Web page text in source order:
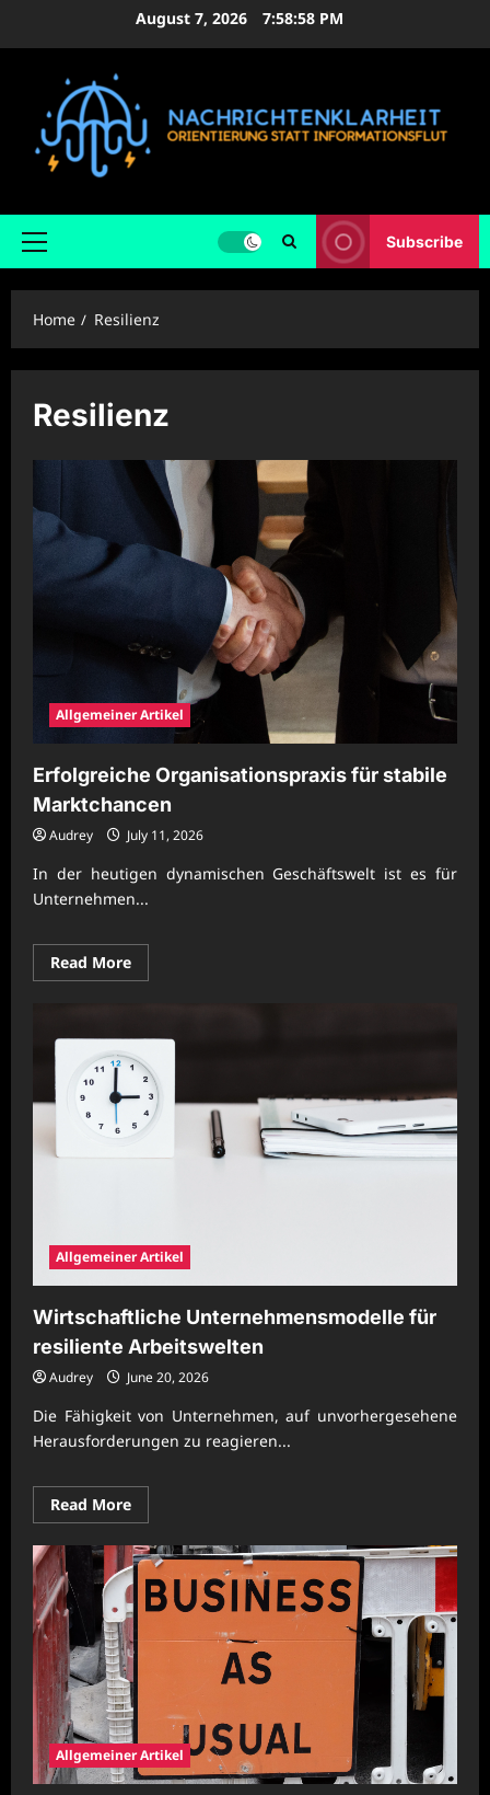
August 7, 2026 7:59:00 PM
Primary
Subscribe
Home Resilienz
Resilienz
Allgemeiner Artikel
Erfolgreiche Organisationspraxis für stabile
Marktchancen
Audrey July 11, 2026
In der heutigen dynamischen Geschäftswelt ist es für
Unternehmen...
Read MoreRead
more
für
stabile
Marktchancen
Allgemeiner Artikel
Wirtschaftliche Unternehmensmodelle für
resiliente Arbeitswelten
Audrey June 20, 2026
Die Fähigkeit von Unternehmen, auf unvorhergesehene
Herausforderungen zu reagieren...
Read MoreRead
more
Wirtschaftliche
Unternehmensmodelle
für
resiliente
Arbeitswelten
Allgemeiner Artikel